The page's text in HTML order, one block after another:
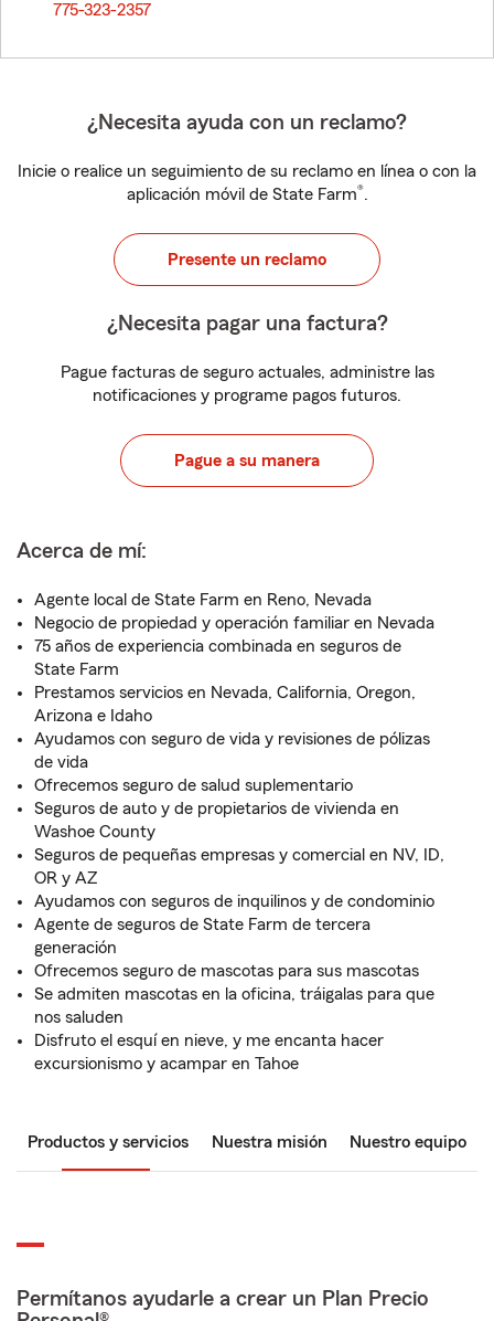
775-323-2357
¿Necesita ayuda con un reclamo?
Inicie o realice un seguimiento de su reclamo en línea o con la
aplicación móvil de State Farm®.
Presente un reclamo
¿Necesita pagar una factura?
Pague facturas de seguro actuales, administre las
notificaciones y programe pagos futuros.
Pague a su manera
Acerca de mí:
Agente local de State Farm en Reno, Nevada
Negocio de propiedad y operación familiar en Nevada
75 años de experiencia combinada en seguros de
State Farm
Prestamos servicios en Nevada, California, Oregon,
Arizona e Idaho
Ayudamos con seguro de vida y revisiones de pólizas
de vida
Ofrecemos seguro de salud suplementario
Seguros de auto y de propietarios de vivienda en
Washoe County
Seguros de pequeñas empresas y comercial en NV, ID,
OR y AZ
Ayudamos con seguros de inquilinos y de condominio
Agente de seguros de State Farm de tercera
generación
Ofrecemos seguro de mascotas para sus mascotas
Se admiten mascotas en la oficina, tráigalas para que
nos saluden
Disfruto el esquí en nieve, y me encanta hacer
excursionismo y acampar en Tahoe
Productos y servicios Nuestra misión Nuestro equipo
Permítanos ayudarle a crear un Plan Precio